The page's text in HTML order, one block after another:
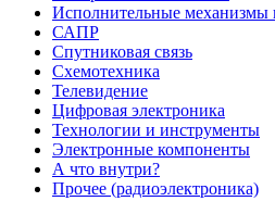
Исполнительные механизмы
САПР
Спутниковая связь
Схемотехника
Телевидение
Цифровая электроника
Технологии и инструменты
Электронные компоненты
А что внутри?
Прочее (радиоэлектроника)